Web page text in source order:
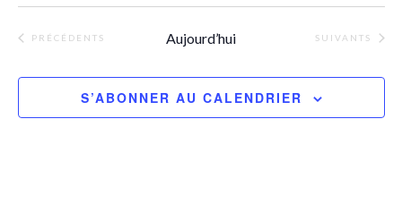
ÉVÈNEMENTS
PRÉCÉDENTS Aujourd’hui ÉVÈNEMENTS
SUIVANTS
S’ABONNER AU CALENDRIER